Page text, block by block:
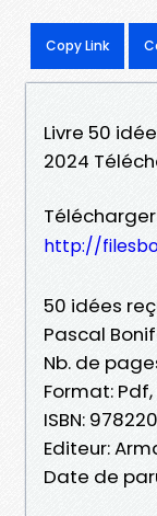
Copy Link
Livre 50
2024
http://
50 idées
Pascal
Nb. de
Format: Pdf,
ISBN:
Editeur:
Date de